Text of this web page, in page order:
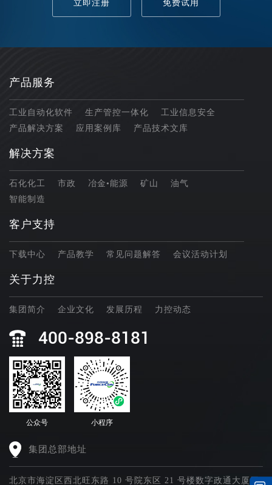
立即注册 免费试用
产品服务
工业自动化软件 生产管控一体化
工业信息安全
产品解决方案
应用案例库 产品技术文库
解决方案
石化化工 市政 冶金•能源 矿山
油气
智能制造
客户支持
下载中心 产品教学 常见问题解答 会议活动计划
关于力控
集团简介 企业文化 发展历程 力控动态
400-898-8181
公众号 小程序
集团总部地址
北京市海淀区西北旺东路 10 号院东区 21 号楼数字政通大厦四